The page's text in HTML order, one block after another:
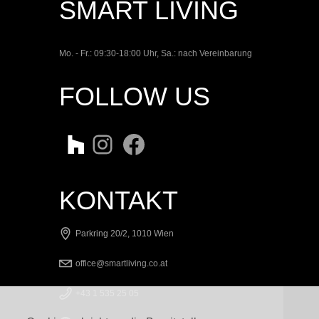
SMART LIVING
Mo. - Fr.: 09:30-18:00 Uhr, Sa.: nach Vereinbarung
FOLLOW US
Twitter
Instagram
Facebook
KONTAKT
Parkring 20/2, 1010 Wien
office@smartliving.co.at